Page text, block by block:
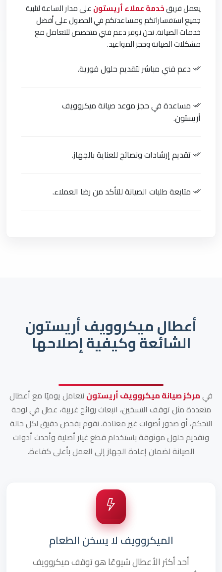
يعمل فريقخدمة عملاء أريستونعلى مدار الساعة لتلبية
جميع استفساراتكم ومساعدتكم في الحصول على أفضل
خدمات الصيانة. نحن نوفر دعم فني متخصص للتعامل مع
مشكلات الصيانة وحجز المواعيد.
دعم فني مباشر لتقديم حلول فورية.
مساعدة في حجز موعد صيانة ميكروويف
أريستون.
تقديم إرشادات ونصائح للعناية بالجهاز.
متابعة طلبات الصيانة للتأكد من رضا العملاء.
أعطال ميكروويف أريستون
الشائعة وكيفية إصلاحها
فيمركز صيانة ميكروويف أريستون نتعامل يوميًا مع أعطال
متعددة مثل توقف التسخين، انبعاث روائح غريبة، عطل في لوحة
التحكم، أو صدور أصوات غير معتادة. نقوم بفحص دقيق لكل حالة
وتقديم حلول موثوقة باستخدام قطع غيار أصلية وأحدث أدوات
الصيانة لضمان إعادة الجهاز إلى العمل بأعلى كفاءة.
الميكروويف لا يسخن الطعام
أحد أكثر الأعطال شيوعًا هو توقف ميكروويف